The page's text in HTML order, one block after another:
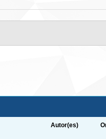
Autor(es)